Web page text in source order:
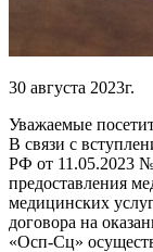
30 августа 2023г.
Уважаемые
В связи с
РФ от 11.05.2023
предоставления
медицинских
договора на
«Осп-Сц»